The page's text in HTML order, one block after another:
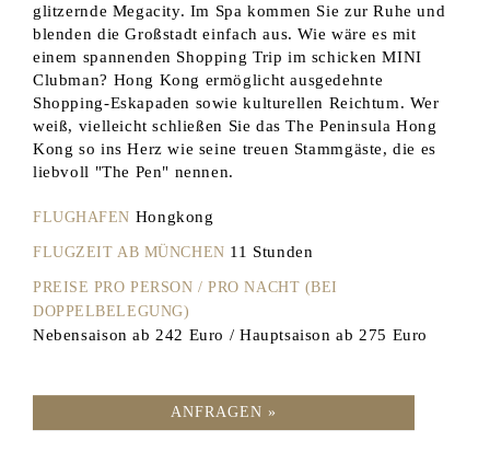
glitzernde Megacity. Im Spa kommen Sie zur Ruhe und
blenden die Großstadt einfach aus. Wie wäre es mit
einem spannenden Shopping Trip im schicken MINI
Clubman? Hong Kong ermöglicht ausgedehnte
Shopping-Eskapaden sowie kulturellen Reichtum. Wer
weiß, vielleicht schließen Sie das The Peninsula Hong
Kong so ins Herz wie seine treuen Stammgäste, die es
liebvoll "The Pen" nennen.
FLUGHAFEN Hongkong
FLUGZEIT AB MÜNCHEN 11 Stunden
PREISE PRO PERSON / PRO NACHT (BEI
DOPPELBELEGUNG)
Nebensaison ab 242 Euro / Hauptsaison ab 275 Euro
ANFRAGEN »